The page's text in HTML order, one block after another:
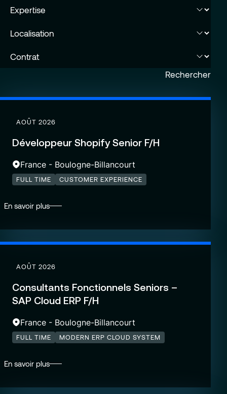
Modernisation des plateformes de trading et Murex
Gestion des Applications et Maintenance Évolutive
Cybersécurité
Partenaires
Contact
Rechercher
AOÛT 2026
Développeur Shopify Senior F/H
France - Boulogne-Billancourt
FULL TIME CUSTOMER EXPERIENCE
En savoir plus
AOÛT 2026
Consultants Fonctionnels Seniors –
SAP Cloud ERP F/H
France - Boulogne-Billancourt
FULL TIME MODERN ERP CLOUD SYSTEM
En savoir plus